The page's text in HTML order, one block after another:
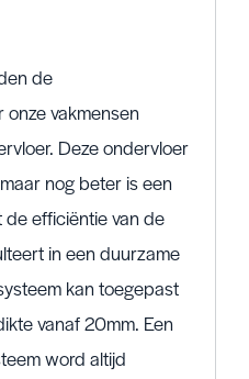
de
vakmensen
Deze ondervloer
nog beter is een
de efficiëntie van de
in een duurzame
kan toegepast
vanaf 20mm. Een
word altijd